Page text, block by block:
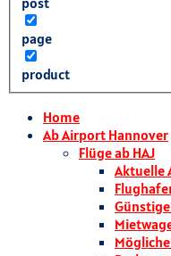
page
product
Home
Ab Airport Hannover
Flüge ab HAJ
Aktuelle